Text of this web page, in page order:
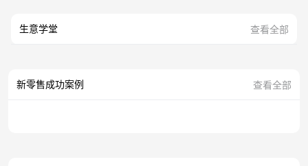
生意学堂 查看全部
新零售成功案例 查看全部